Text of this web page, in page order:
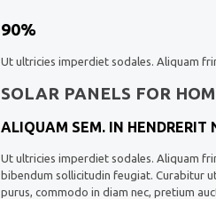
90%
Ut ultricies imperdiet sodales. Aliquam
SOLAR PANELS FOR
ALIQUAM SEM. IN HENDRERIT
Ut ultricies imperdiet sodales. Aliquam
bibendum sollicitudin feugiat. Curabitur
purus, commodo in diam nec, pretium